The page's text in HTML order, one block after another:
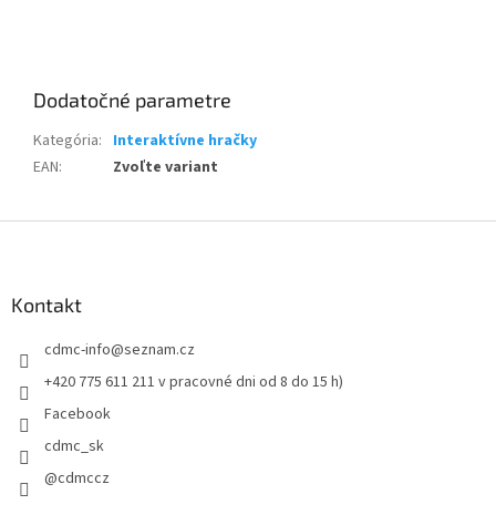
Dodatočné parametre
Kategória: Interaktívne hračky
EAN: Zvoľte variant
Kontakt
cdmc-info@seznam.cz
+420 775 611 211 v pracovné dni od 8 do 15 h)
Facebook
cdmc_sk
@cdmccz